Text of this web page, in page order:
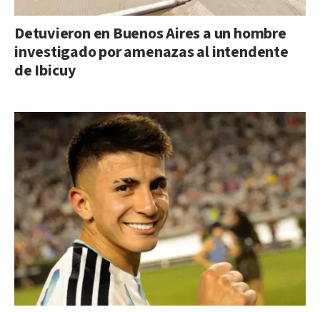
Detuvieron en Buenos Aires a un hombre
investigado por amenazas al intendente
de Ibicuy